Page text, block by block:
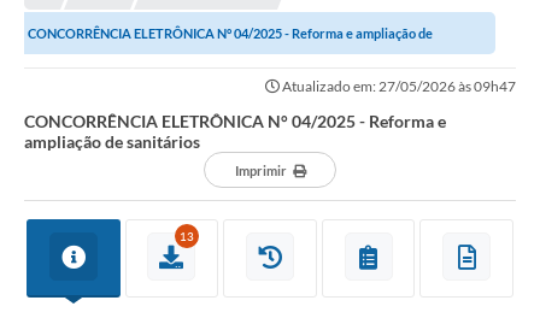
CONCORRÊNCIA ELETRÔNICA N° 04/2025 - Reforma e ampliação de
Atualizado em: 27/05/2026 às 09h47
CONCORRÊNCIA ELETRÔNICA N° 04/2025 - Reforma e
ampliação de sanitários
Imprimir
13